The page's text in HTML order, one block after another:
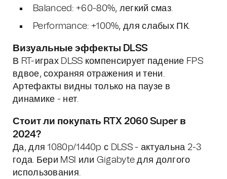
Balanced: +60-80%, легкий смаз.
Performance: +100%, для слабых ПК.
Визуальные эффекты DLSS
В RT-играх DLSS компенсирует падение FPS
вдвое, сохраняя отражения и тени.
Артефакты видны только на паузе в
динамике - нет.
Стоит ли покупать RTX 2060 Super в
2024?
Да, для 1080p/1440p с DLSS - актуальна 2-3
года. Бери MSI или Gigabyte для долгого
использования.